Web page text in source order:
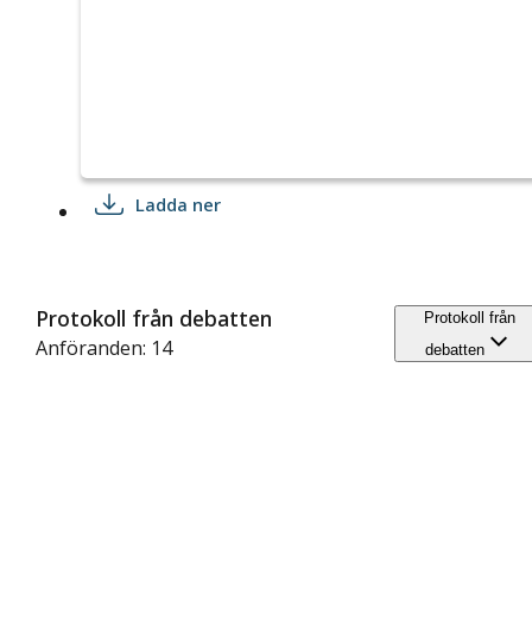
Ladda ner
Protokoll från debatten
Anföranden: 14
Protokoll från
debatten